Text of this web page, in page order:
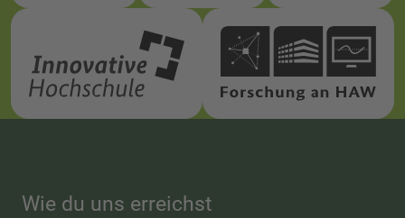
Wie du uns erreichst